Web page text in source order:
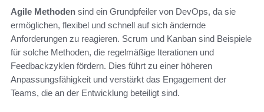
Agile Methoden sind ein Grundpfeiler von DevOps, da sie
ermöglichen, flexibel und schnell auf sich ändernde
Anforderungen zu reagieren. Scrum und Kanban sind Beispiele
für solche Methoden, die regelmäßige Iterationen und
Feedbackzyklen fördern. Dies führt zu einer höheren
Anpassungsfähigkeit und verstärkt das Engagement der
Teams, die an der Entwicklung beteiligt sind.